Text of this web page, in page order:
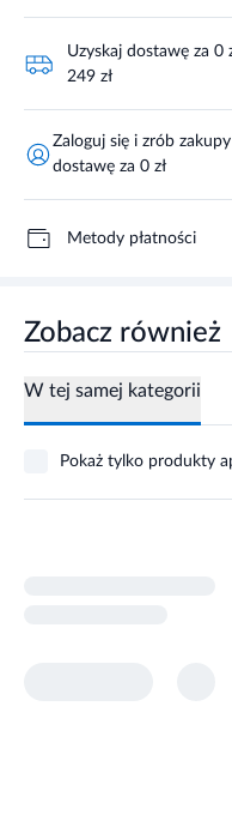
Uzyskaj dostawę za 0
249 zł
Zaloguj się i zrób
dostawę za 0 zł
Metody płatności
Zobacz również
W tej samej kategorii
Pokaż tylko produkty